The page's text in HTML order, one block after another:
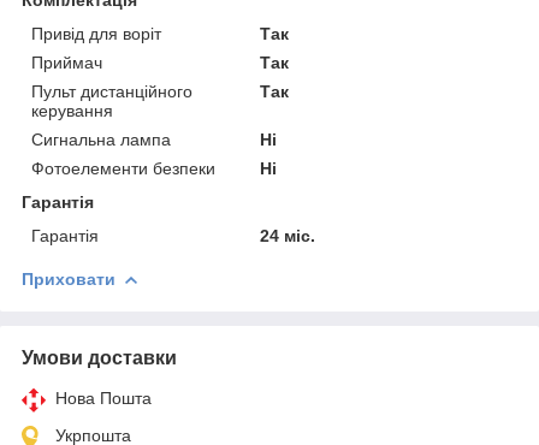
Привід для воріт
Так
Приймач
Так
Пульт дистанційного
керування
Так
Сигнальна лампа
Ні
Фотоелементи безпеки
Ні
Гарантія
Гарантія
24 міс.
Приховати
Умови доставки
Нова Пошта
Укрпошта